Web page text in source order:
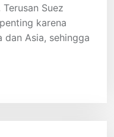
Suez
karena
dan Asia, sehingga